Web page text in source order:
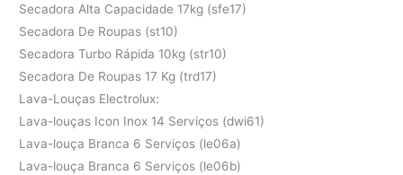
Secadora Alta Capacidade 17kg (sfe17)
Secadora De Roupas (st10)
Secadora Turbo Rápida 10kg (str10)
Secadora De Roupas 17 Kg (trd17)
Lava-Louças Electrolux:
Lava-louças Icon Inox 14 Serviços (dwi61)
Lava-louça Branca 6 Serviços (le06a)
Lava-louça Branca 6 Serviços (le06b)